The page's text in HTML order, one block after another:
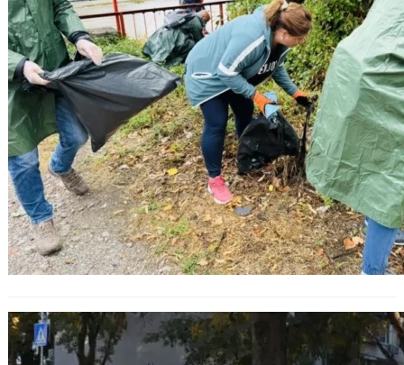
До 30 юни: Включете се в
национална анкета за промени в
системата за такса смет